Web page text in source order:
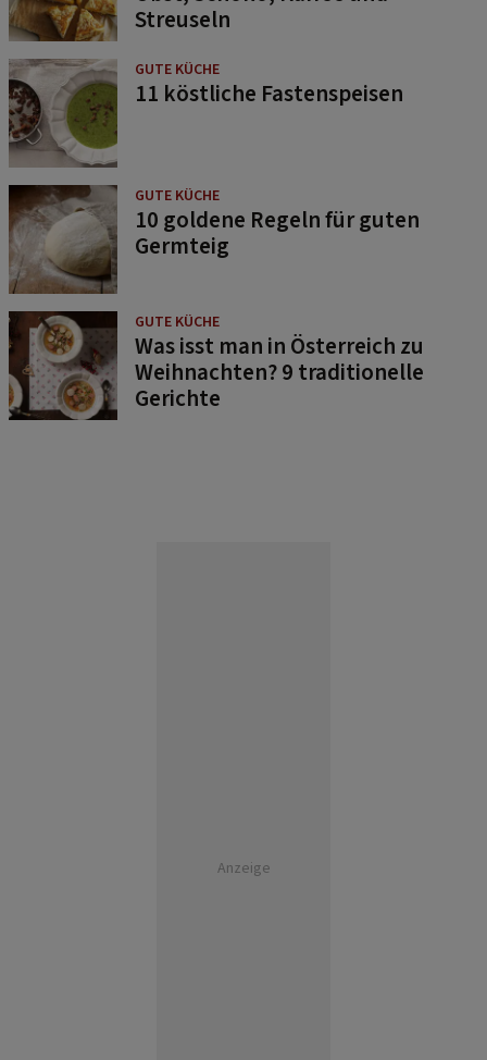
Streuseln
GUTE KÜCHE
11 köstliche Fastenspeisen
GUTE KÜCHE
10 goldene Regeln für guten
Germteig
GUTE KÜCHE
Was isst man in Österreich zu
Weihnachten? 9 traditionelle
Gerichte
Anzeige